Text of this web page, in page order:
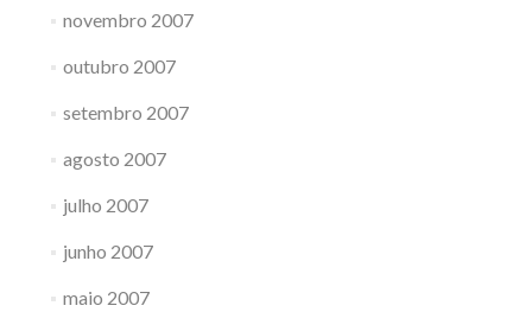
novembro 2007
outubro 2007
setembro 2007
agosto 2007
julho 2007
junho 2007
maio 2007